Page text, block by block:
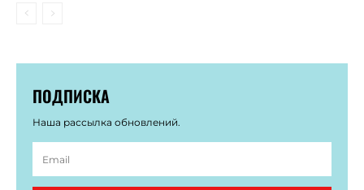
ПОДПИСКА
Наша рассылка обновлений.